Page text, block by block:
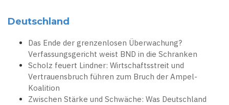
Deutschland
Das Ende der grenzenlosen Überwachung?
Verfassungsgericht weist BND in die Schranken
Scholz feuert Lindner: Wirtschaftsstreit und
Vertrauensbruch führen zum Bruch der Ampel-
Koalition
Zwischen Stärke und Schwäche: Was Deutschland